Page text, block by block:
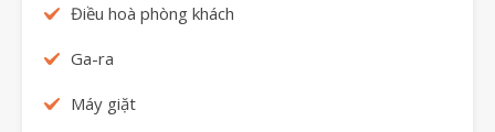
Điều hoà phòng khách
Ga-ra
Máy giặt